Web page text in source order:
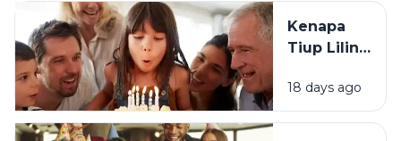
Kenapa
Tiup Lilin
Tradisi
Saat Ulang
18 days ago